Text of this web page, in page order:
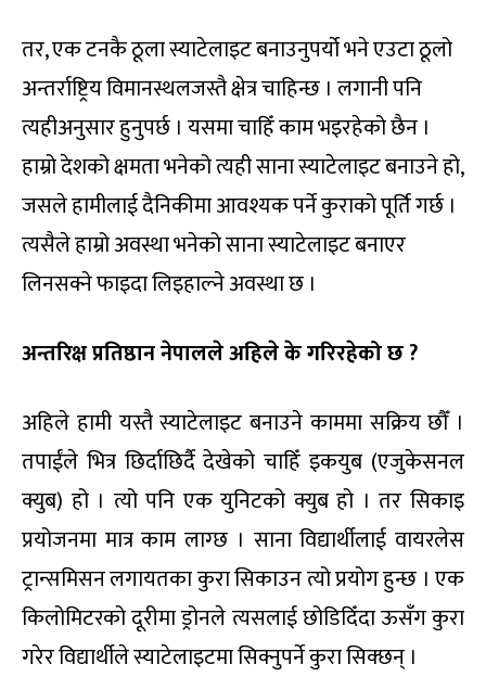
तर, एक टनकै ठूला स्याटेलाइट बनाउनुपर्यो भने एउटा ठूलो
अन्तर्राष्ट्रिय विमानस्थलजस्तै क्षेत्र चाहिन्छ । लगानी पनि
त्यहीअनुसार हुनुपर्छ । यसमा चाहिँ काम भइरहेको छैन ।
हाम्रो देशको क्षमता भनेको त्यही साना स्याटेलाइट बनाउने हो,
जसले हामीलाई दैनिकीमा आवश्यक पर्ने कुराको पूर्ति गर्छ ।
त्यसैले हाम्रो अवस्था भनेको साना स्याटेलाइट बनाएर
लिनसक्ने फाइदा लिइहाल्ने अवस्था छ ।
अन्तरिक्ष प्रतिष्ठान नेपालले अहिले के गरिरहेको छ ?
अहिले हामी यस्तै स्याटेलाइट बनाउने काममा सक्रिय छौँ ।
तपाईंले भित्र छिर्दाछिर्दै देखेको चाहिँ इकयुब (एजुकेसनल
क्युब) हो । त्यो पनि एक युनिटको क्युब हो । तर सिकाइ
प्रयोजनमा मात्र काम लाग्छ । साना विद्यार्थीलाई वायरलेस
ट्रान्समिसन लगायतका कुरा सिकाउन त्यो प्रयोग हुन्छ । एक
किलोमिटरको दूरीमा ड्रोनले त्यसलाई छोडिदिँदा ऊसँग कुरा
गरेर विद्यार्थीले स्याटेलाइटमा सिक्नुपर्ने कुरा सिक्छन् ।